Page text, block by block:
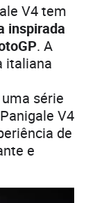
V4 tem
inspirada
. A
italiana
série
V4
de
e